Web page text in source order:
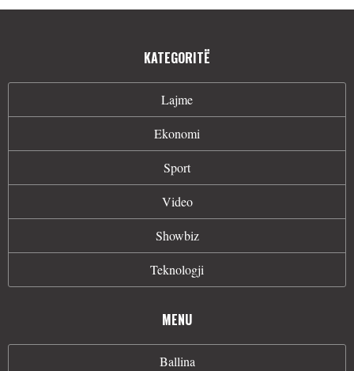
KATEGORITË
Lajme
Ekonomi
Sport
Video
Showbiz
Teknologji
MENU
Ballina